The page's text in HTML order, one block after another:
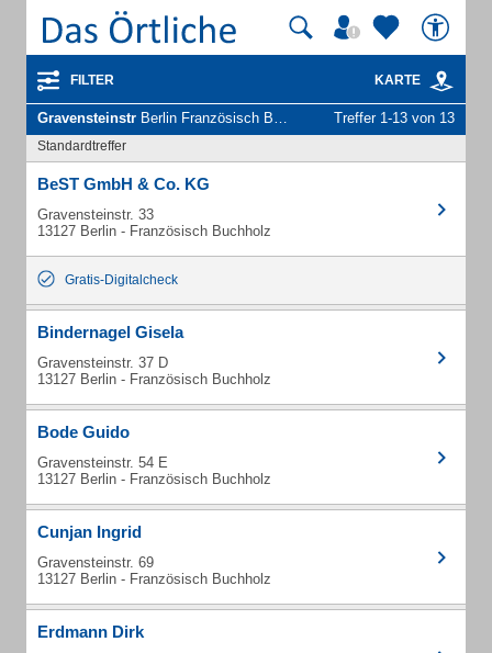
FILTER KARTE
Gravensteinstr Berlin Französisch Buchholz - Unternehmen und Personen Treffer 1-13 von 13
Standardtreffer
BeST GmbH & Co. KG
Gravensteinstr. 33
13127 Berlin - Französisch Buchholz
Gratis-Digitalcheck
Bindernagel Gisela
Gravensteinstr. 37 D
13127 Berlin - Französisch Buchholz
Bode Guido
Gravensteinstr. 54 E
13127 Berlin - Französisch Buchholz
Cunjan Ingrid
Gravensteinstr. 69
13127 Berlin - Französisch Buchholz
Erdmann Dirk